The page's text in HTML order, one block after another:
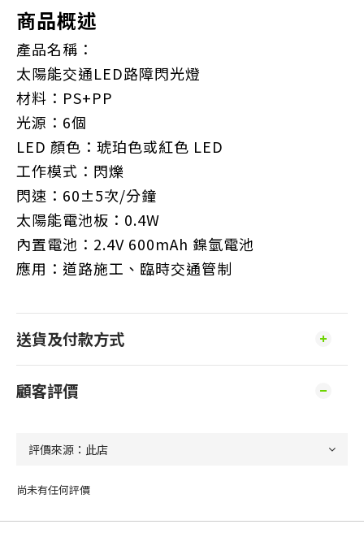
商品概述
產品名稱：
太陽能交通LED路障閃光燈
材料： PS+PP
光源： 6個
LED 顏色： 琥珀色或紅色 LED
工作模式： 閃爍
閃速： 60±5次/分鐘
太陽能電池板： 0.4W
內置電池： 2.4V 600mAh 鎳氫電池
應用： 道路施工、臨時交通管制
送貨及付款方式
顧客評價
尚未有任何評價